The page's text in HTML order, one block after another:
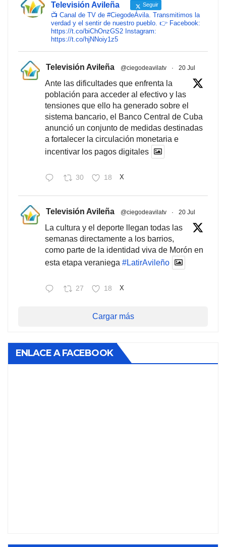
Televisión Avileña Seguir
📺 Canal de TV de #CiegodeÁvila. Transmitimos la
verdad y el sentir de nuestro pueblo. 👉 Facebook:
https://t.co/biChOnzGS2 Instagram:
https://t.co/hjNNoiy1z5
Televisión Avileña @ciegodeavilatv · 20 Jul
Ante las dificultades que enfrenta la
población para acceder al efectivo y las
tensiones que ello ha generado sobre el
sistema bancario, el Banco Central de Cuba
anunció un conjunto de medidas destinadas
a fortalecer la circulación monetaria e
incentivar los pagos digitales
30 18 X
Televisión Avileña @ciegodeavilatv · 20 Jul
La cultura y el deporte llegan todas las
semanas directamente a los barrios,
como parte de la identidad viva de Morón en
esta etapa veraniega #LatirAvileño
27 18 X
Cargar más
ENLACE A FACEBOOK